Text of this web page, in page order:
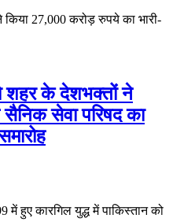
27,000 करोड़ रुपये का भारी-
शहर के देशभक्तों ने
सैनिक सेवा परिषद का
में हुए कारगिल युद्ध में पाकिस्तान को